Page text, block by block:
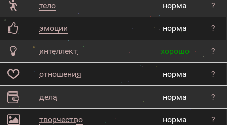
тело норма ?
эмоции норма ?
интеллект хорошо ?
отношения норма ?
дела норма ?
творчество норма ?